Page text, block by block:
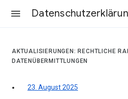
AKTUALISIERUNGEN: RECHTLICHE
DATENÜBERMITTLUNGEN
23. August 2025